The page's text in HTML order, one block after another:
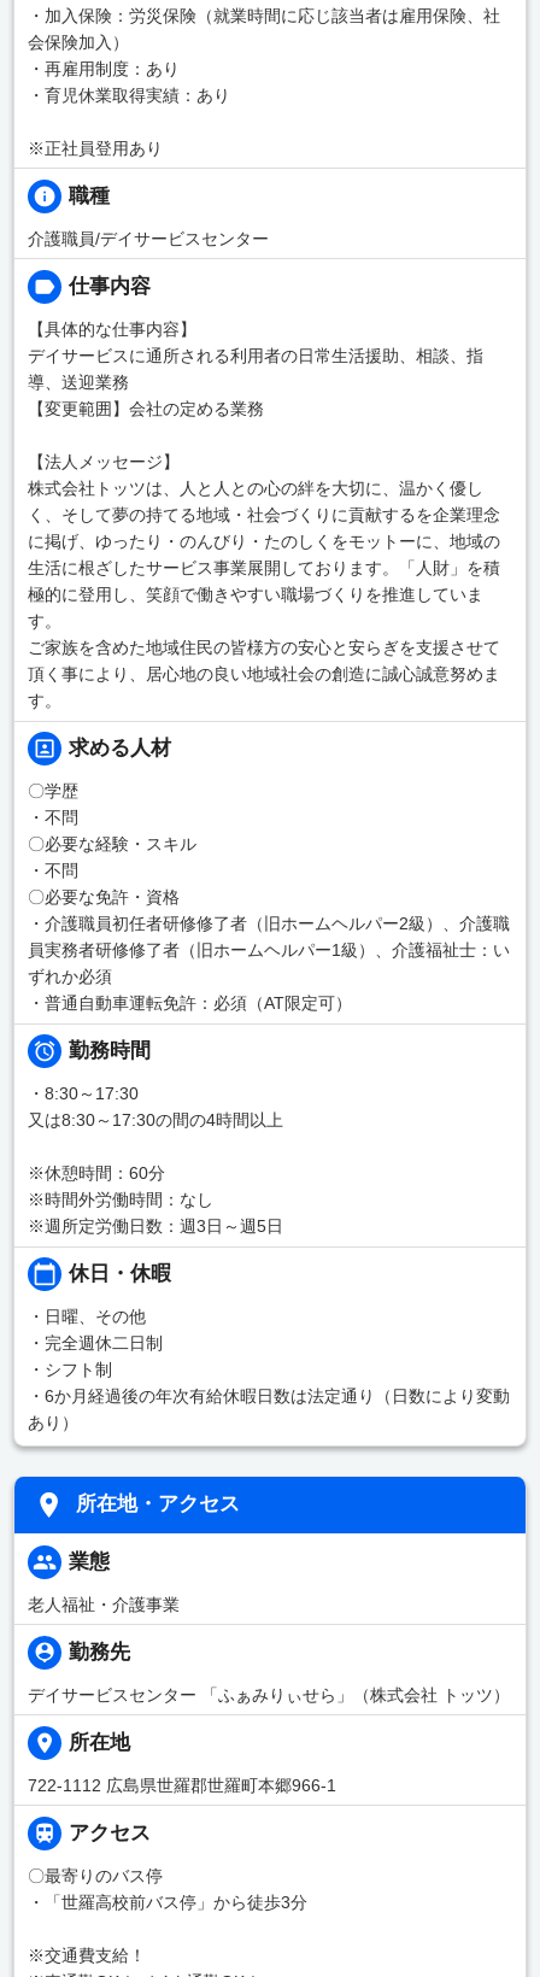
・加入保険：労災保険（就業時間に応じ該当者は雇用保険、社
会保険加入）
・再雇用制度：あり
・育児休業取得実績：あり
※正社員登用あり
職種
介護職員/デイサービスセンター
仕事内容
【具体的な仕事内容】
デイサービスに通所される利用者の日常生活援助、相談、指
導、送迎業務
【変更範囲】会社の定める業務
【法人メッセージ】
株式会社トッツは、人と人との心の絆を大切に、温かく優し
く、そして夢の持てる地域・社会づくりに貢献するを企業理念
に掲げ、ゆったり・のんびり・たのしくをモットーに、地域の
生活に根ざしたサービス事業展開しております。「人財」を積
極的に登用し、笑顔で働きやすい職場づくりを推進していま
す。
ご家族を含めた地域住民の皆様方の安心と安らぎを支援させて
頂く事により、居心地の良い地域社会の創造に誠心誠意努めま
す。
求める人材
〇学歴
・不問
〇必要な経験・スキル
・不問
〇必要な免許・資格
・介護職員初任者研修修了者（旧ホームヘルパー2級）、介護職
員実務者研修修了者（旧ホームヘルパー1級）、介護福祉士：い
ずれか必須
・普通自動車運転免許：必須（AT限定可）
勤務時間
・8:30～17:30
又は8:30～17:30の間の4時間以上
※休憩時間：60分
※時間外労働時間：なし
※週所定労働日数：週3日～週5日
休日・休暇
・日曜、その他
・完全週休二日制
・シフト制
・6か月経過後の年次有給休暇日数は法定通り（日数により変動
あり）
所在地・アクセス
業態
老人福祉・介護事業
勤務先
デイサービスセンター 「ふぁみりぃせら」（株式会社 トッツ）
所在地
722-1112 広島県世羅郡世羅町本郷966-1
アクセス
〇最寄りのバス停
・「世羅高校前バス停」から徒歩3分
※交通費支給！